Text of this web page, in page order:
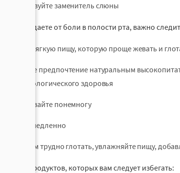
Используйте заменитель слюны
вы страдаете от боли в полости рта, важно
Ешьте мягкую пищу, которую проще жевать и
Отдайте предпочтение натуральным
стоматологического здоровья
Откусывайте понемногу
Жуйте медленно
Если вам трудно глотать, увлажняйте пищу,
список продуктов, которых вам следует избегать: